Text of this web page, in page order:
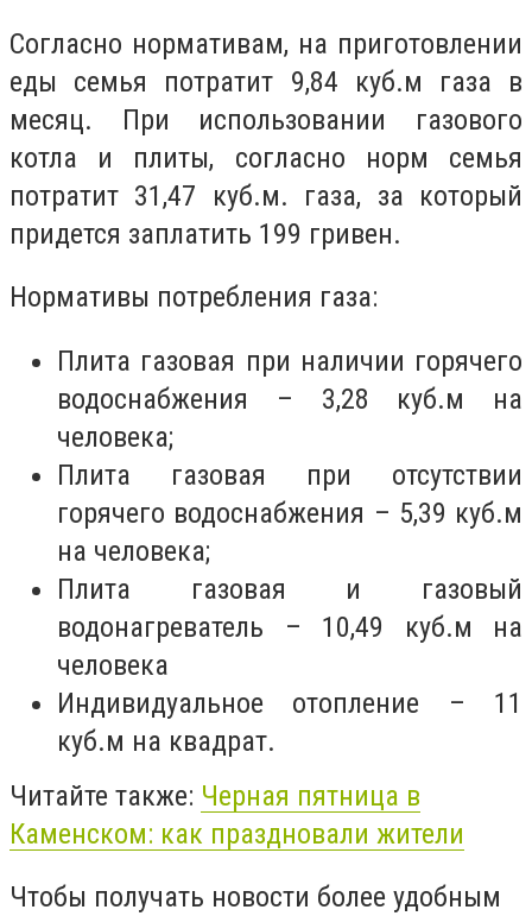
Согласно нормативам, на приготовлении
еды семья потратит 9,84 куб.м газа в
месяц. При использовании газового
котла и плиты, согласно норм семья
потратит 31,47 куб.м. газа, за который
придется заплатить 199 гривен.
Нормативы потребления газа:
Плита газовая при наличии горячего
водоснабжения – 3,28 куб.м на
человека;
Плита газовая при отсутствии
горячего водоснабжения – 5,39 куб.м
на человека;
Плита газовая и газовый
водонагреватель – 10,49 куб.м на
человека
Индивидуальное отопление – 11
куб.м на квадрат.
Читайте также: Черная пятница в
Каменском: как праздновали жители
Чтобы получать новости более удобным